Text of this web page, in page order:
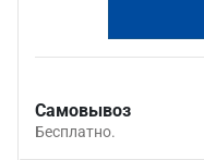
Самовывоз
Бесплатно.